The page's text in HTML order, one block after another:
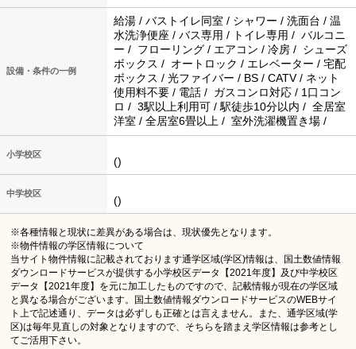
設備・条件の一例
給湯 / バストイレ同室 / シャワー / 洗面台 / 温
水洗浄便座 / バス専用 / トイレ専用 / バルコニ
ー / フローリング / エアコン / 冷房 / シューズ
ボックス / オートロック / エレベーター / 宅配
ボックス / 光ファイバー / BS / CATV / ネット
使用料不要 / 電話 / ガスコンロ対応 / 1口コン
ロ / 3駅以上利用可 / 駅徒歩10分以内 / 全居室
洋室 / 全居室6畳以上 / 室外洗濯機置き場 /
小学校区
()
中学校区
()
※各種情報と現状に差異がある場合は、現状優先となります。
※物件情報の学区情報について
当サイト物件情報に記載されております通学区域(学区)情報は、国土数値情報
ダウンロードサービスが提供する小学校区データ【2021年度】及び中学校区
データ【2021年度】を元に加工したものですので、記載情報が現在の学区域
と異なる場合がございます。国土数値情報ダウンロードサービスのWEBサイ
ト上で記述通り、データは必ずしも正確とは言えません。また、通学区域(学
区)は毎年見直しの対象となりますので、そちらを踏まえ学区情報は参考とし
てご活用下さい。